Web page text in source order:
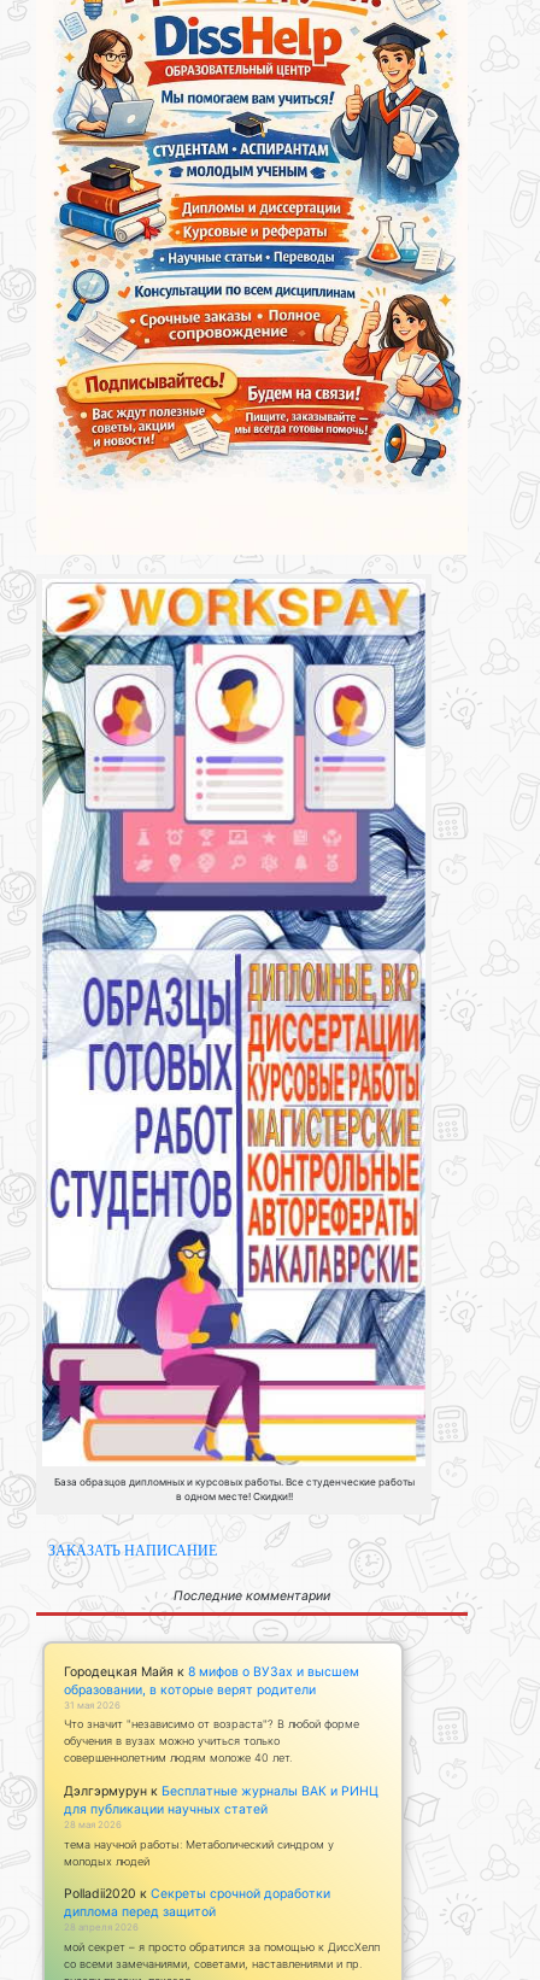
База образцов дипломных и курсовых работы. Все студенческие работы
в одном месте! Скидки!!
ЗАКАЗАТЬ НАПИСАНИЕ
Последние комментарии
Городецкая Майя к 8 мифов о ВУЗах и высшем
образовании, в которые верят родители
31 мая 2026
Что значит "независимо от возраста"? В любой форме
обучения в вузах можно учиться только
совершеннолетним людям моложе 40 лет.
Дэлгэрмурун к Бесплатные журналы ВАК и РИНЦ
для публикации научных статей
28 мая 2026
тема научной работы: Метаболический синдром у
молодых людей
Polladii2020 к Секреты срочной доработки
диплома перед защитой
28 апреля 2026
мой секрет – я просто обратился за помощью к ДиссХелп
со всеми замечаниями, советами, наставлениями и пр.